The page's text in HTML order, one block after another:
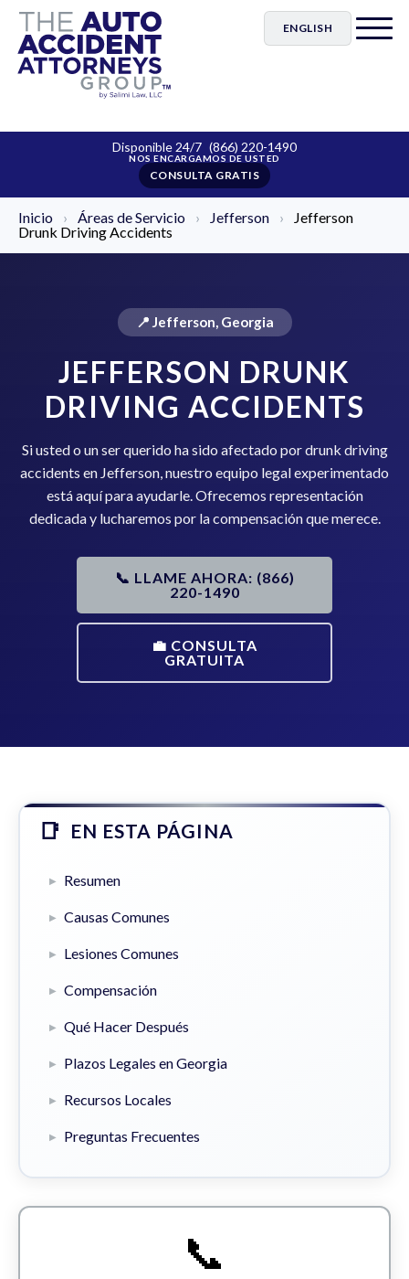
ENGLISH
Disponible 24/7 (866) 220-1490
CONSULTA GRATIS
Inicio › Áreas de Servicio › Jefferson ›
Jefferson
Drunk Driving Accidents
📍 Jefferson, Georgia
JEFFERSON DRUNK
DRIVING ACCIDENTS
Si usted o un ser querido ha sido afectado por drunk driving
accidents en Jefferson, nuestro equipo legal experimentado
está aquí para ayudarle. Ofrecemos representación
dedicada y lucharemos por la compensación que merece.
📞 LLAME AHORA: (866)
220-1490
💼 CONSULTA
GRATUITA
EN ESTA PÁGINA
Resumen
Causas Comunes
Lesiones Comunes
Compensación
Qué Hacer Después
Plazos Legales en Georgia
Recursos Locales
Preguntas Frecuentes
📞